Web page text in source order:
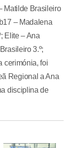
Matilde Brasileiro
– Madalena
Elite – Ana
3.º;
cerimónia, foi
Regional a Ana
disciplina de